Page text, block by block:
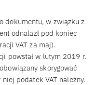
dokumentu, w związku z
odnalazł pod koniec
VAT za maj).
powstał w lutym 2019 r.
skorygować
podatek VAT należny.